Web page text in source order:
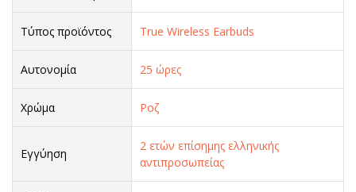
Τύπος προϊόντος True Wireless Earbuds
Αυτονομία 25 ώρες
Χρώμα Ροζ
Εγγύηση
2 ετών επίσημης ελληνικής
αντιπροσωπείας